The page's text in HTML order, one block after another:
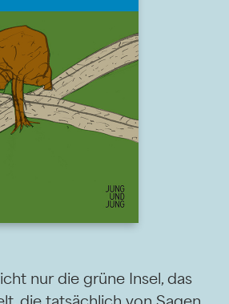
nur die grüne Insel, das